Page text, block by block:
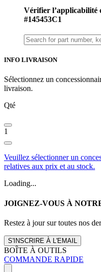
Vérifier l’applicabilité
#145453C1
INFO LIVRAISON
Sélectionnez un
livraison.
Qté
1
Veuillez sélectionner un
relatives aux prix et au stock.
Loading...
JOIGNEZ-VOUS À
Restez à jour sur toutes nos
S'INSCRIRE À L'EMAIL
BOÎTE À OUTILS
COMMANDE RAPIDE